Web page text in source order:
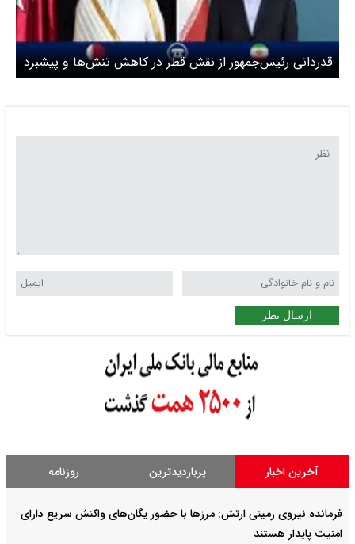
قدردانی رئیس‌جمهور از نقش قطر در کاهش تنش‌ها و پیشبرد
روند دیپلماسی
ارسال نظر
آخرین اخبار پربازدیدترین روزنامه
فرمانده نیروی زمینی ارتش: مرزها با حضور یگان‌های واکنش سریع دارای
امنیت پایدار هستند